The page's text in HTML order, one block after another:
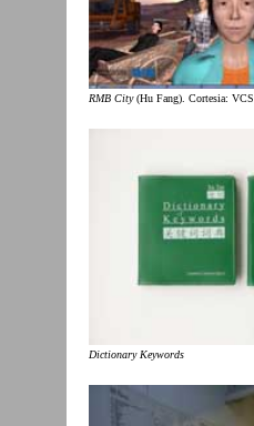
RMB City(Hu Fang). Cortesia: VCS
Dictionary Keywords